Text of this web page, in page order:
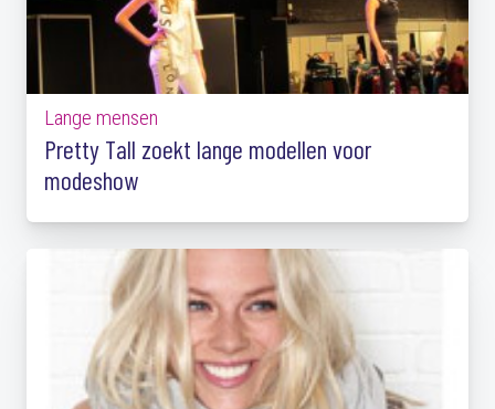
Lange mensen
Pretty Tall zoekt lange modellen voor
modeshow